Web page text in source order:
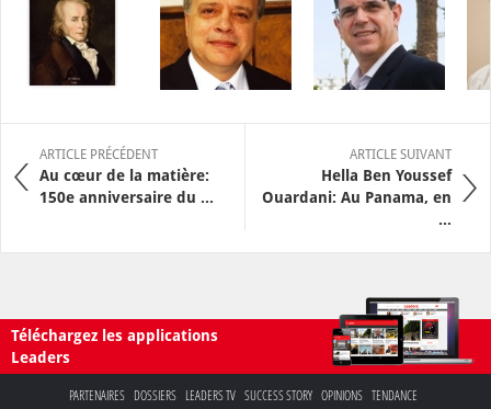
ARTICLE PRÉCÉDENT
Au cœur de la matière:
150e anniversaire du ...
ARTICLE SUIVANT
Hella Ben Youssef
Ouardani: Au Panama, en
...
Téléchargez les applications
Leaders
PARTENAIRES DOSSIERS LEADERS TV SUCCESS STORY OPINIONS TENDANCE